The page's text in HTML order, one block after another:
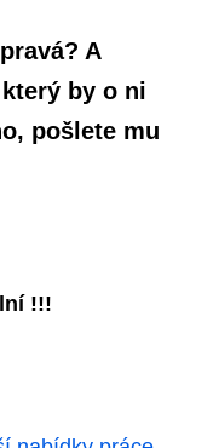
A
by o ni
pošlete mu
!!!